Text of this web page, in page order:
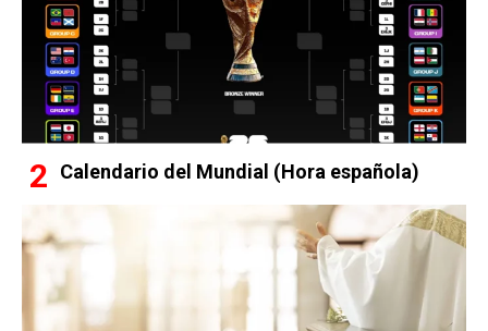
Calendario del Mundial (Hora española)